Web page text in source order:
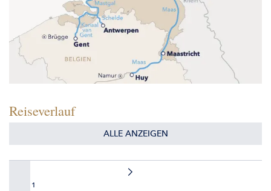
Reiseverlauf
ALLE ANZEIGEN
TAG 1